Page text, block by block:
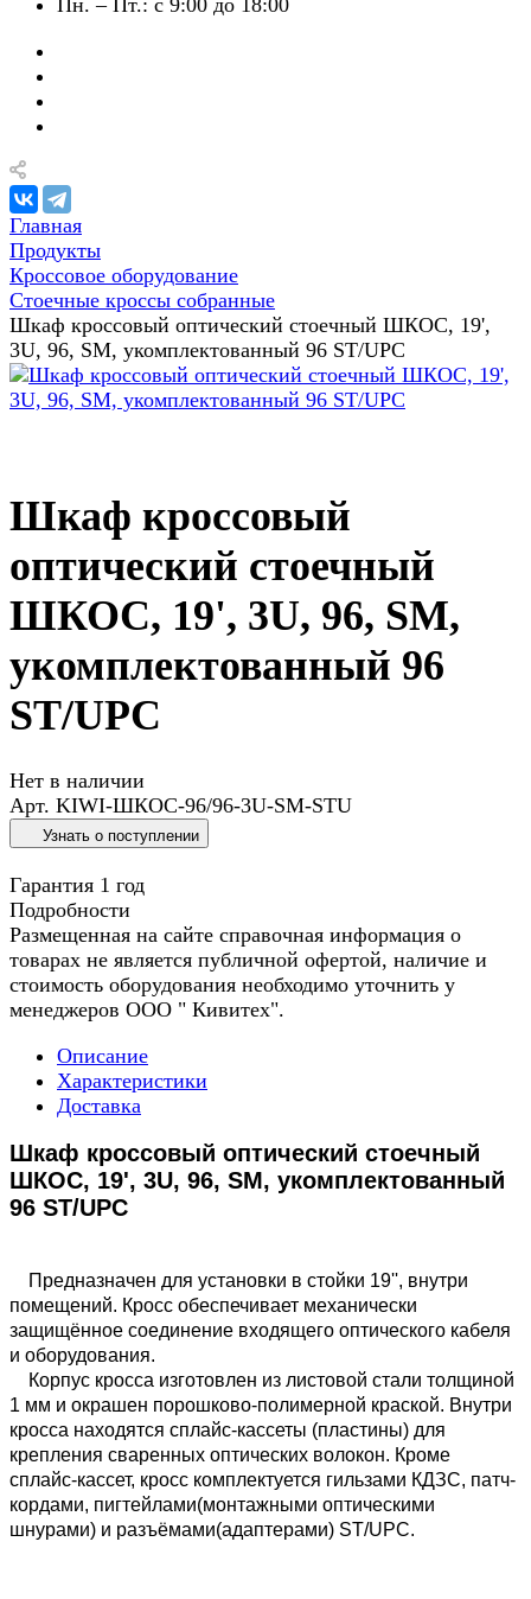
Пн. – Пт.: с 9:00 до 18:00
Главная
Продукты
Кроссовое оборудование
Стоечные кроссы собранные
Шкаф кроссовый оптический стоечный ШКОС, 19',
3U, 96, SM, укомплектованный 96 ST/UPC
Шкаф кроссовый
оптический стоечный
ШКОС, 19', 3U, 96, SM,
укомплектованный 96
ST/UPC
Нет в наличии
Арт. KIWI-ШКОС-96/96-3U-SM-STU
Узнать о поступлении
Гарантия 1 год
Подробности
Размещенная на сайте справочная информация о
товарах не является публичной офертой, наличие и
стоимость оборудования необходимо уточнить у
менеджеров ООО " Кивитех".
Описание
Характеристики
Доставка
Шкаф кроссовый оптический стоечный
ШКОС, 19', 3U, 96, SM, укомплектованный
96 ST/UPC
Предназначен для установки в стойки 19'', внутри
помещений. Кросс обеспечивает механически
защищённое соединение входящего оптического кабеля
и оборудования.
Корпус кросса изготовлен из листовой стали толщиной
1 мм и окрашен порошково-полимерной краской. Внутри
кросса находятся сплайс-кассеты (пластины) для
крепления сваренных оптических волокон. Кроме
сплайс-кассет, кросс комплектуется гильзами КДЗС, патч-
кордами, пигтейлами(монтажными оптическими
шнурами) и разъёмами(адаптерами) ST/UPC.